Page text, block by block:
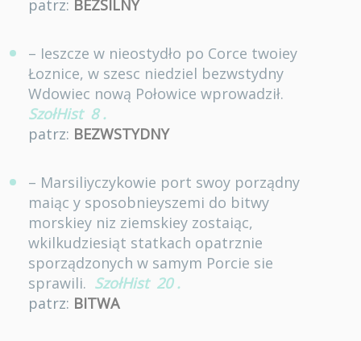
patrz: BEZSILNY
– Ieszcze w nieostydło po Corce twoiey
Łoznice, w szesc niedziel bezwstydny
Wdowiec nową Połowice wprowadził.
SzołHist 8 .
patrz: BEZWSTYDNY
– Marsiliyczykowie port swoy porządny
maiąc y sposobnieyszemi do bitwy
morskiey niz ziemskiey zostaiąc,
wkilkudziesiąt statkach opatrznie
sporządzonych w samym Porcie sie
sprawili. SzołHist 20 .
patrz: BITWA